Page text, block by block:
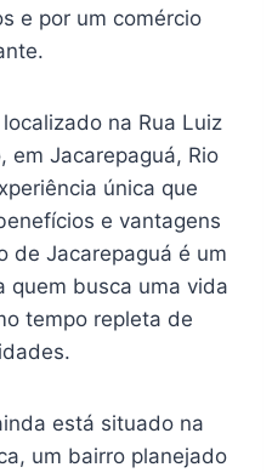
e por um comércio
na Rua Luiz
em Jacarepaguá, Rio
única que
e vantagens
de Jacarepaguá é um
quem busca uma vida
tempo repleta de
está situado na
um bairro planejado